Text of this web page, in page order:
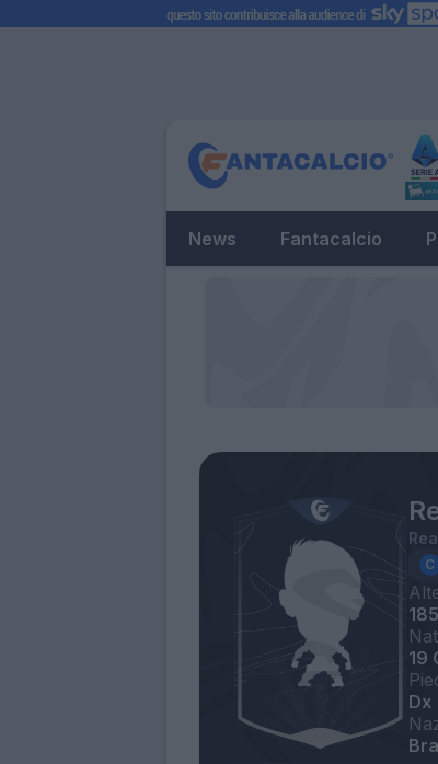
News Fantacalcio
19
Dx